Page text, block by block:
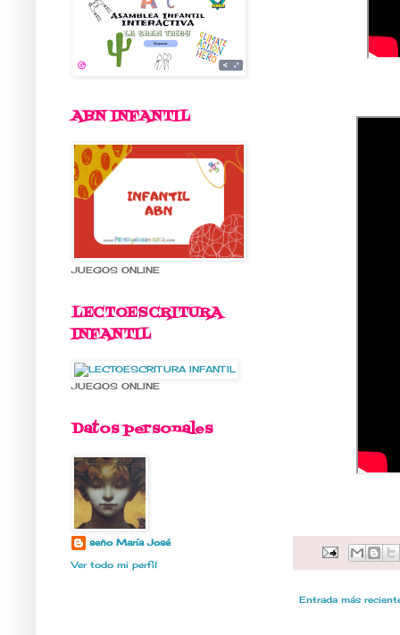
Entrada más
ABN INFANTIL
JUEGOS ONLINE
LECTOESCRITURA
INFANTIL
JUEGOS ONLINE
Datos personales
seño María José
Ver todo mi perfil